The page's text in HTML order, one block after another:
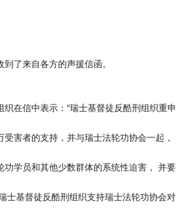
了来自各方的声援信函。
织在信中表示：“瑞士基督徒反酷刑组织重申
受害者的支持，并与瑞士法轮功协会一起，
功学员和其他少数群体的系统性迫害， 并要
士基督徒反酷刑组织支持瑞士法轮功协会对